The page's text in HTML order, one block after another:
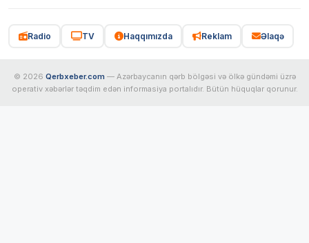
Radio TV Haqqımızda Reklam Əlaqə
© 2026 Qerbxeber.com — Azərbaycanın qərb bölgəsi və ölkə gündəmi üzrə
operativ xəbərlər təqdim edən informasiya portalıdır. Bütün hüquqlar qorunur.